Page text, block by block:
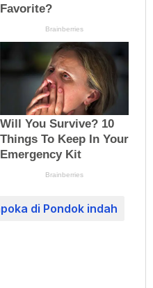
di Pondok indah